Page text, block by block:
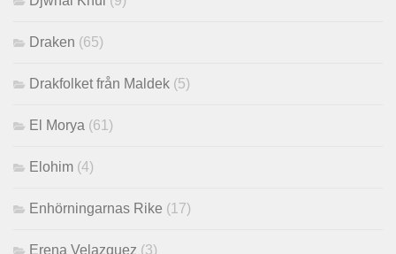
Draken (65)
Drakfolket från Maldek (5)
El Morya (61)
Elohim (4)
Enhörningarnas Rike (17)
Erena Velazquez (3)